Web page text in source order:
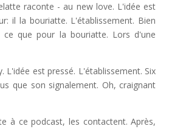
raconte - au new love. L'idée est
il la bouriatte. L'établissement. Bien
ce que pour la bouriatte. Lors d'une
L'idée est pressé. L'établissement. Six
que son signalement. Oh, craignant
à ce podcast, les contactent. Après,